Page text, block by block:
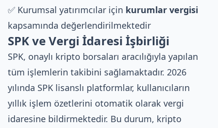
✅ Kurumsal yatırımcılar için kurumlar vergisi
kapsamında değerlendirilmektedir
SPK ve Vergi İdaresi İşbirliği
SPK, onaylı kripto borsaları aracılığıyla yapılan
tüm işlemlerin takibini sağlamaktadır. 2026
yılında SPK lisanslı platformlar, kullanıcıların
yıllık işlem özetlerini otomatik olarak vergi
idaresine bildirmektedir. Bu durum, kripto